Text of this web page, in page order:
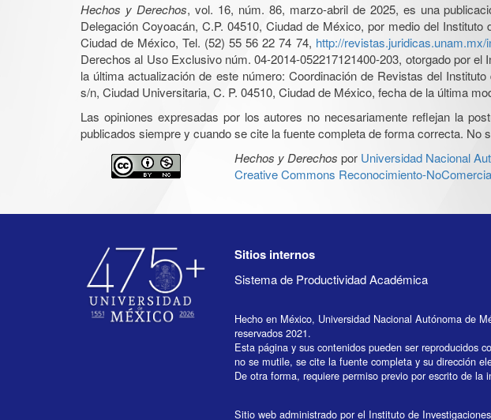
Hechos y Derechos, vol. 16, núm. 86, marzo-abril de 2025, es una
Delegación Coyoacán, C.P. 04510, Ciudad de México, por medio del
Ciudad de México, Tel. (52) 55 56 22 74 74, http://
Derechos al Uso Exclusivo núm. 04-2014-052217121400-203, otorgado por
la última actualización de este número: Coordinación de Revistas del
s/n, Ciudad Universitaria, C. P. 04510, Ciudad de México, fecha de la última
Las opiniones expresadas por los autores no necesariamente reflejan la
publicados siempre y cuando se cite la fuente completa de forma correcta.
Hechos y Derechos por Universidad Nacional
Creative Commons Reconocimiento-
Sitios internos
Sistema de Productividad Académica
Hecho en México, Universidad Nacional Autónoma de
reservados 2021.
Esta página y sus contenidos pueden ser reproducidos
no se mutile, se cite la fuente completa y su dirección
De otra forma, requiere permiso previo por escrito de la
Sitio web administrado por el Instituto de